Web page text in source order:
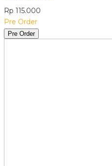
Rp 115.000
Pre Order
Pre Order